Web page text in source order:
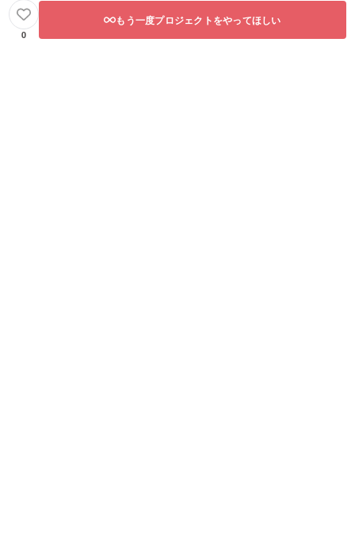
0
もう一度プロジェクトをやってほしい